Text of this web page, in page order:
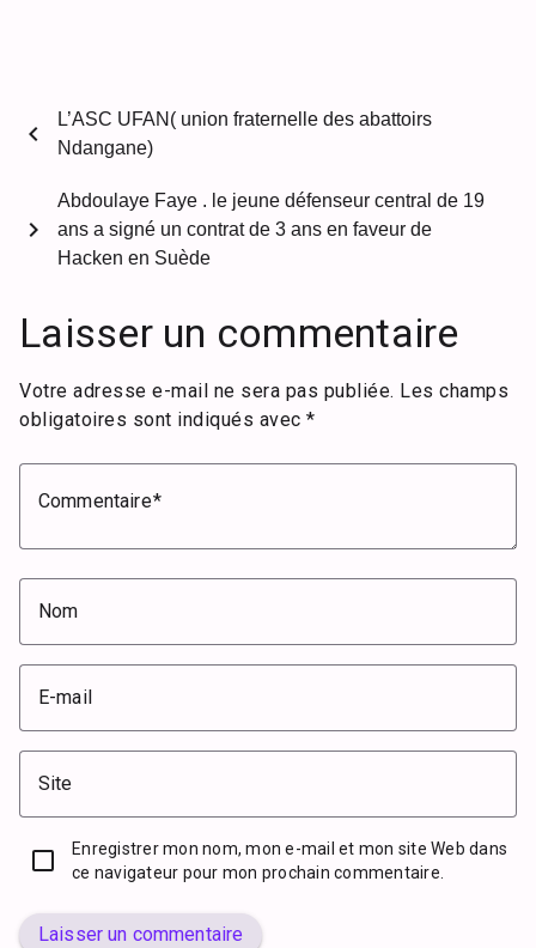
chevron_left
L’ASC UFAN( union fraternelle des abattoirs
Ndangane)
Abdoulaye Faye . le jeune défenseur central de 19
ans a signé un contrat de 3 ans en faveur de
Hacken en Suède
chevron_right
Laisser un commentaire
Votre adresse e-mail ne sera pas publiée. Les champs
obligatoires sont indiqués avec *
Commentaire
Nom
E-mail
Site
Enregistrer mon nom, mon e-mail et mon site Web dans
ce navigateur pour mon prochain commentaire.
Laisser un commentaire